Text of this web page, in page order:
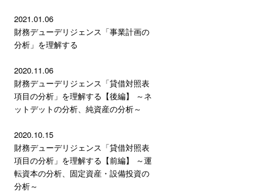
2021.01.06
財務デューデリジェンス「事業計画の
分析」を理解する
2020.11.06
財務デューデリジェンス「貸借対照表
項目の分析」を理解する【後編】 ～ネ
ットデットの分析、純資産の分析～
2020.10.15
財務デューデリジェンス「貸借対照表
項目の分析」を理解する【前編】 ～運
転資本の分析、固定資産・設備投資の
分析～